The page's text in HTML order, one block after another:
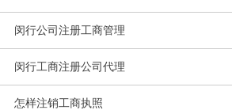
闵行公司注册工商管理
闵行工商注册公司代理
怎样注销工商执照